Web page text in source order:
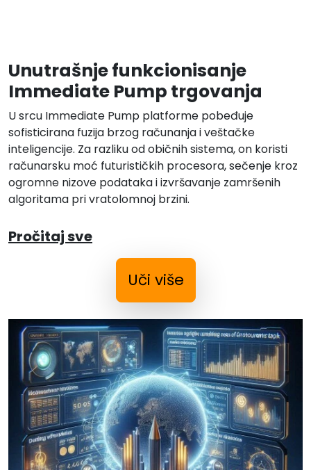
Unutrašnje funkcionisanje
Immediate Pump trgovanja
U srcu Immediate Pump platforme pobeđuje
sofisticirana fuzija brzog računanja i veštačke
inteligencije. Za razliku od običnih sistema, on koristi
računarsku moć futurističkih procesora, sečenje kroz
ogromne nizove podataka i izvršavanje zamršenih
algoritama pri vratolomnoj brzini.
Pročitaj sve
Uči više